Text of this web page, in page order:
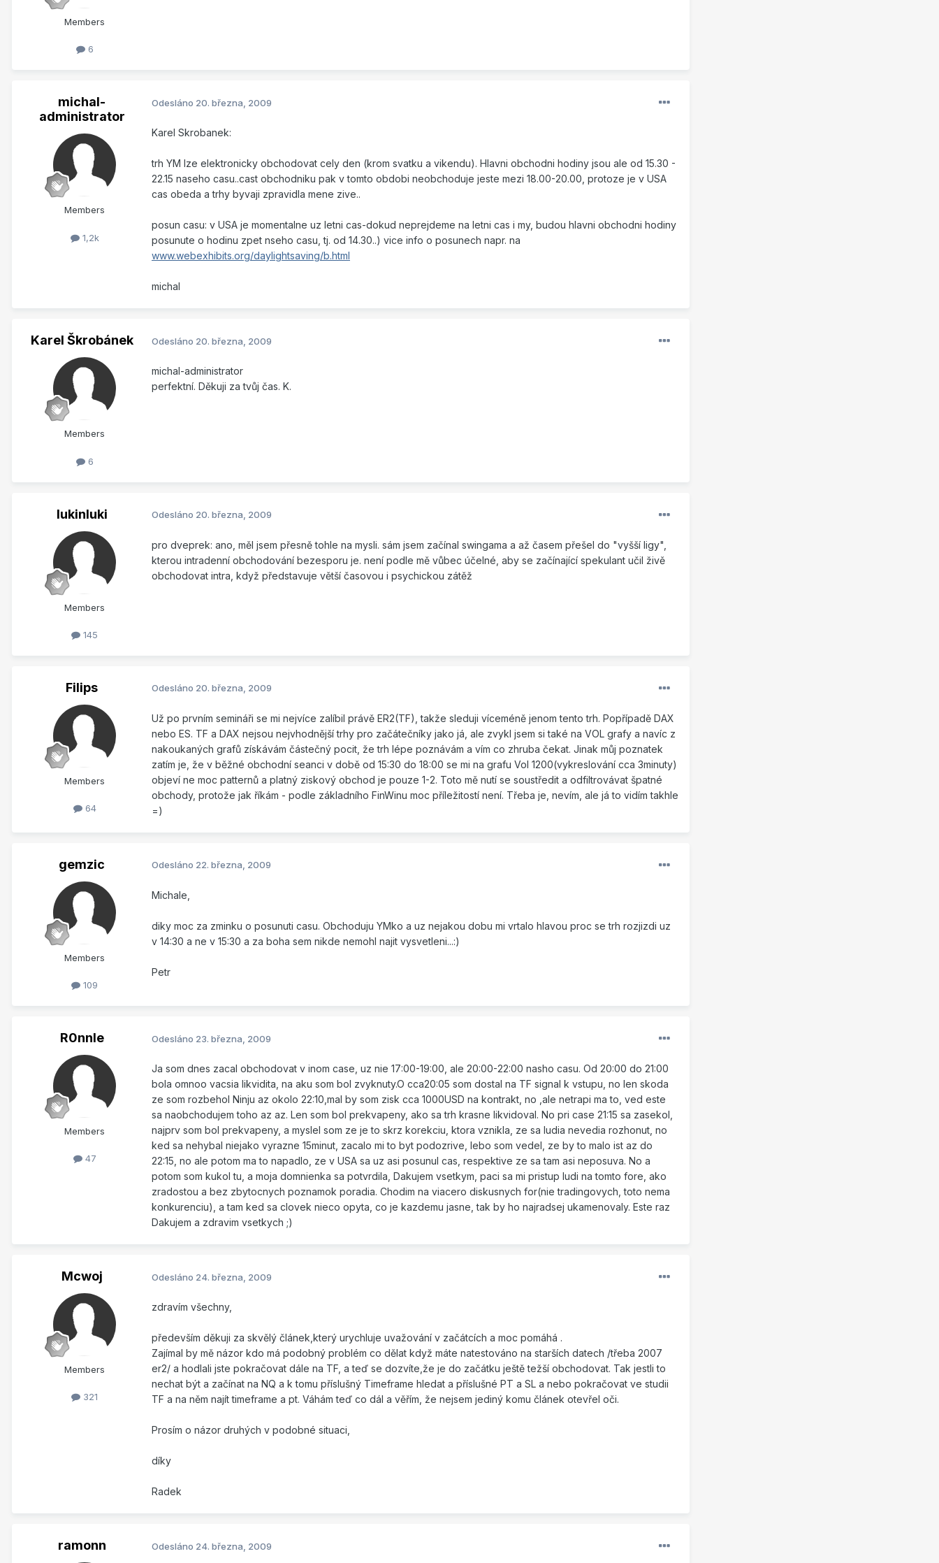
Members
6
michal-
administrator
Members
1,2k
Odesláno 20. března, 2009
Karel Skrobanek:
trh YM lze elektronicky obchodovat cely den (krom svatku a vikendu). Hlavni obchodni hodiny jsou ale od 15.30 -
22.15 naseho casu..cast obchodniku pak v tomto obdobi neobchoduje jeste mezi 18.00-20.00, protoze je v USA
cas obeda a trhy byvaji zpravidla mene zive..
posun casu: v USA je momentalne uz letni cas-dokud neprejdeme na letni cas i my, budou hlavni obchodni hodiny
posunute o hodinu zpet nseho casu, tj. od 14.30..) vice info o posunech napr. na
www.webexhibits.org/daylightsaving/b.html
michal
Karel Škrobánek
Members
6
Odesláno 20. března, 2009
michal-administrator
perfektní. Děkuji za tvůj čas. K.
lukinluki
Members
145
Odesláno 20. března, 2009
pro dveprek: ano, měl jsem přesně tohle na mysli. sám jsem začínal swingama a až časem přešel do "vyšší ligy",
kterou intradenní obchodování bezesporu je. není podle mě vůbec účelné, aby se začínající spekulant učil živě
obchodovat intra, když představuje větší časovou i psychickou zátěž
Filips
Members
64
Odesláno 20. března, 2009
Už po prvním semináři se mi nejvíce zalíbil právě ER2(TF), takže sleduji víceméně jenom tento trh. Popřípadě DAX
nebo ES. TF a DAX nejsou nejvhodnější trhy pro začátečníky jako já, ale zvykl jsem si také na VOL grafy a navíc z
nakoukaných grafů získávám částečný pocit, že trh lépe poznávám a vím co zhruba čekat. Jinak můj poznatek
zatím je, že v běžné obchodní seanci v době od 15:30 do 18:00 se mi na grafu Vol 1200(vykreslování cca 3minuty)
objeví ne moc patternů a platný ziskový obchod je pouze 1-2. Toto mě nutí se soustředit a odfiltrovávat špatné
obchody, protože jak říkám - podle základního FinWinu moc příležitostí není. Třeba je, nevím, ale já to vidím takhle
=)
gemzic
Members
109
Odesláno 22. března, 2009
Michale,
diky moc za zminku o posunuti casu. Obchoduju YMko a uz nejakou dobu mi vrtalo hlavou proc se trh rozjizdi uz
v 14:30 a ne v 15:30 a za boha sem nikde nemohl najit vysvetleni...:)
Petr
R0nnIe
Members
47
Odesláno 23. března, 2009
Ja som dnes zacal obchodovat v inom case, uz nie 17:00-19:00, ale 20:00-22:00 nasho casu. Od 20:00 do 21:00
bola omnoo vacsia likvidita, na aku som bol zvyknuty.O cca20:05 som dostal na TF signal k vstupu, no len skoda
ze som rozbehol Ninju az okolo 22:10,mal by som zisk cca 1000USD na kontrakt, no ,ale netrapi ma to, ved este
sa naobchodujem toho az az. Len som bol prekvapeny, ako sa trh krasne likvidoval. No pri case 21:15 sa zasekol,
najprv som bol prekvapeny, a myslel som ze je to skrz korekciu, ktora vznikla, ze sa ludia nevedia rozhonut, no
ked sa nehybal niejako vyrazne 15minut, zacalo mi to byt podozrive, lebo som vedel, ze by to malo ist az do
22:15, no ale potom ma to napadlo, ze v USA sa uz asi posunul cas, respektive ze sa tam asi neposuva. No a
potom som kukol tu, a moja domnienka sa potvrdila, Dakujem vsetkym, paci sa mi pristup ludi na tomto fore, ako
zradostou a bez zbytocnych poznamok poradia. Chodim na viacero diskusnych for(nie tradingovych, toto nema
konkurenciu), a tam ked sa clovek nieco opyta, co je kazdemu jasne, tak by ho najradsej ukamenovaly. Este raz
Dakujem a zdravim vsetkych ;)
Mcwoj
Members
321
Odesláno 24. března, 2009
zdravím všechny,
především děkuji za skvělý článek,který urychluje uvažování v začátcích a moc pomáhá .
Zajímal by mě názor kdo má podobný problém co dělat když máte natestováno na starších datech /třeba 2007
er2/ a hodlali jste pokračovat dále na TF, a teď se dozvíte,že je do začátku ještě težší obchodovat. Tak jestli to
nechat být a začínat na NQ a k tomu příslušný Timeframe hledat a příslušné PT a SL a nebo pokračovat ve studii
TF a na něm najít timeframe a pt. Váhám teď co dál a věřím, že nejsem jediný komu článek otevřel oči.
Prosím o názor druhých v podobné situaci,
díky
Radek
ramonn Odesláno 24. března, 2009